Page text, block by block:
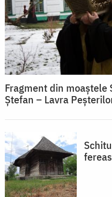
Fragment din
Ștefan – Lavra